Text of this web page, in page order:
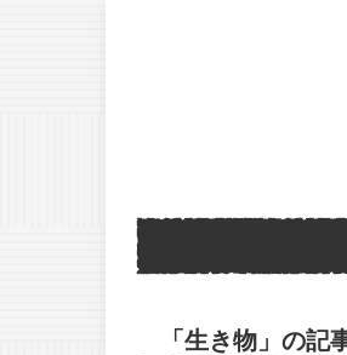
「生き物」の記